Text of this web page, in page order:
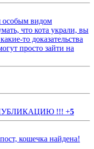
особым видом
что кота украли, вы
то доказательства
просто зайти на
!!! +5
кошечка найдена!